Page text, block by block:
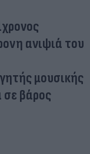
ανιψιά του
μουσικής
σε βάρος